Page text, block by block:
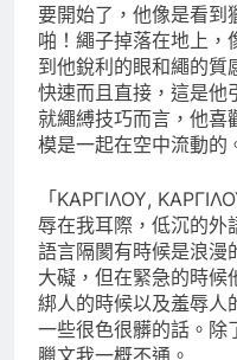
要開始了，他像是看到
啪！繩子掉落在地上，
到他銳利的眼和繩的質
快速而且直接，這是他
就繩縛技巧而言，他喜
模是一起在空中流動的
「ΚΑΡΓΙΛΟΥ,
辱在我耳際，低沉的外
語言隔閡有時候是浪漫
大礙，但在緊急的時候
綁人的時候以及羞辱人
一些很色很髒的話。除
臘文我一概不通。